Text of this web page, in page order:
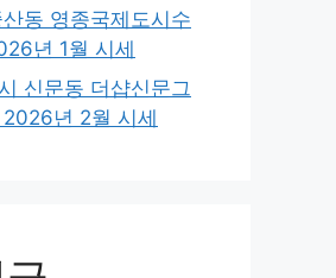
동 영종국제도시수
년 1월 시세
신문동 더샵신문그
년 2월 시세